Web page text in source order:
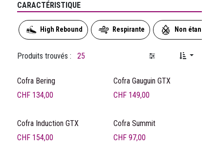
CARACTÉRISTIQUE
High Rebound Respirante Non étanche
Produits trouvés : 25
Cofra Bering
CHF 134,00
Cofra Gauguin GTX
CHF 149,00
Cofra Induction GTX
CHF 154,00
Cofra Summit
CHF 97,00